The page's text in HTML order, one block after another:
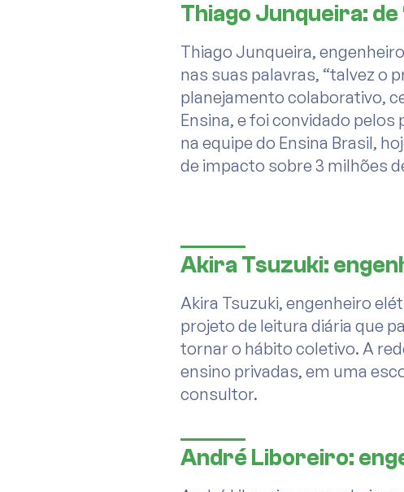
Thiago Junqueira:
Thiago Junqueira,
nas suas palavras, “talvez o
planejamento colaborativo,
Ensina, e foi convidado
na equipe do Ensina Brasil,
de impacto sobre 3 milhões
Akira Tsuzuki:
Akira Tsuzuki, engenheiro
projeto de leitura diária que
tornar o hábito coletivo. A
ensino privadas, em uma
consultor.
André Liboreiro: